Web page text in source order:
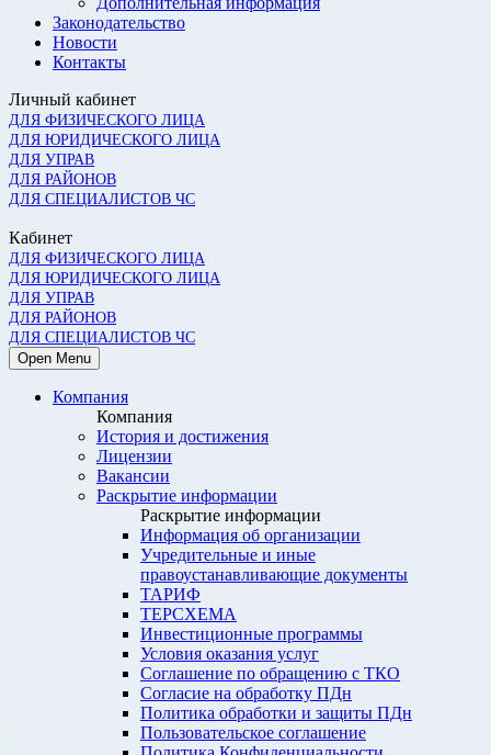
Законодательство
Новости
Контакты
Личный кабинет
ДЛЯ ФИЗИЧЕСКОГО ЛИЦА
ДЛЯ ЮРИДИЧЕСКОГО ЛИЦА
ДЛЯ УПРАВ
ДЛЯ РАЙОНОВ
ДЛЯ СПЕЦИАЛИСТОВ ЧС
Кабинет
ДЛЯ ФИЗИЧЕСКОГО ЛИЦА
ДЛЯ ЮРИДИЧЕСКОГО ЛИЦА
ДЛЯ УПРАВ
ДЛЯ РАЙОНОВ
ДЛЯ СПЕЦИАЛИСТОВ ЧС
Open Menu
Компания
Компания
История и достижения
Лицензии
Вакансии
Раскрытие информации
Раскрытие информации
Информация об организации
Учредительные и иные
правоустанавливающие документы
ТАРИФ
ТЕРСХЕМА
Инвестиционные программы
Условия оказания услуг
Соглашение по обращению с ТКО
Согласие на обработку ПДн
Политика обработки и защиты ПДн
Пользовательское соглашение